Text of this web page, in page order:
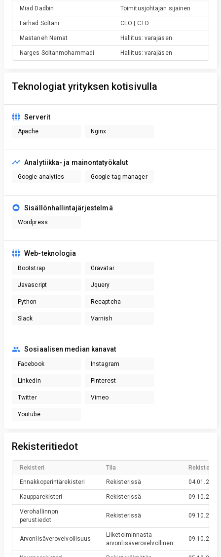
Miad Dadbin Toimitusjohtajan sijainen
Farhad Soltani CEO | CTO
Mastaneh Nemat Hallitus: varajäsen
Narges Soltanmohammadi Hallitus: varajäsen
Teknologiat yrityksen kotisivulla
Serverit
Apache Nginx
Analytiikka- ja mainontatyökalut
Google analytics Google tag manager
Sisällönhallintajärjestelmä
Wordpress
Web-teknologia
Bootstrap Gravatar
Javascript Jquery
Python Recaptcha
Slack Varnish
Sosiaalisen median kanavat
Facebook Instagram
Linkedin Pinterest
Twitter Vimeo
Youtube
Rekisteritiedot
Rekisteri Tila
Ennakkoperintärekisteri Rekisterissä 04.01.2024
Kaupparekisteri Rekisterissä 09.10.2023
Verohallinnon
perustiedot
Rekisterissä 09.10.2023
Arvonlisäverovelvollisuus
Liiketoiminnasta
arvonlisäverovelvollinen
09.10.2023